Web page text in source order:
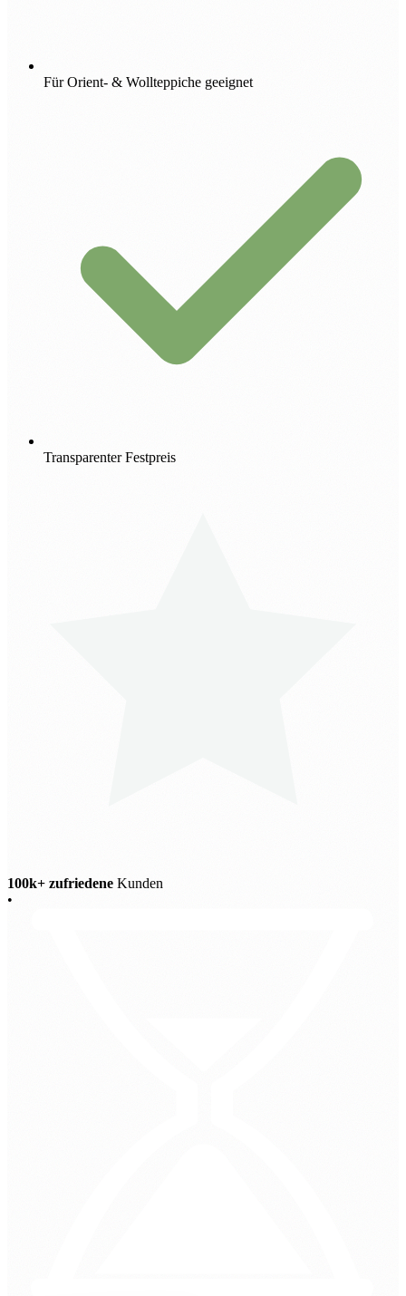
Für Orient- & Wollteppiche geeignet
Transparenter Festpreis
100k+ zufriedene Kunden
•